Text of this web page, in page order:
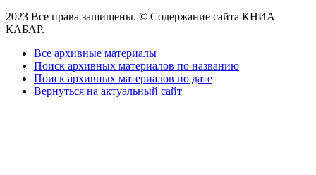
2023 Все права защищены. © Содержание сайта КНИА
КАБАР.
Все архивные материалы
Поиск архивных материалов по названию
Поиск архивных материалов по дате
Вернуться на актуальный сайт